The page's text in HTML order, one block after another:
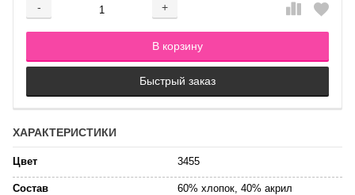
- +
Добавляется...
В корзину
Добавлен
Быстрый заказ
ХАРАКТЕРИСТИКИ
Цвет 3455
Состав 60% хлопок, 40% акрил